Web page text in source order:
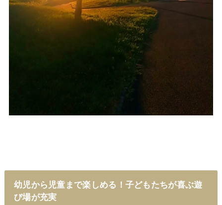
幼児から児童まで楽しめる！子どもたちが喜ぶ遊
び場が充実